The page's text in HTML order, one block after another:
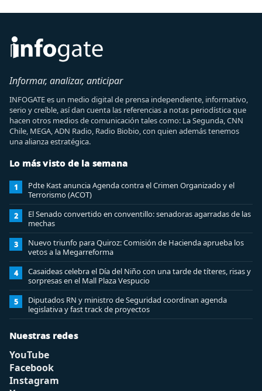
Informar, analizar, anticipar
INFOGATE es un medio digital de prensa independiente, informativo,
serio y creíble, así dan cuenta las referencias a notas periodística que
hacen otros medios de comunicación tales como: La Segunda, CNN
Chile, MEGA, ADN Radio, Radio Biobio, con quien además tenemos
una alianza estratégica.
Lo más visto de la semana
1
Pdte Kast anuncia Agenda contra el Crimen Organizado y el
Terrorismo (ACOT)
2
El Senado convertido en conventillo: senadoras agarradas de las
mechas
3
Nuevo triunfo para Quiroz: Comisión de Hacienda aprueba los
vetos a la Megarreforma
4
Casaideas celebra el Día del Niño con una tarde de títeres, risas y
sorpresas en el Mall Plaza Vespucio
5
Diputados RN y ministro de Seguridad coordinan agenda
legislativa y fast track de proyectos
Nuestras redes
YouTube
Facebook
Instagram